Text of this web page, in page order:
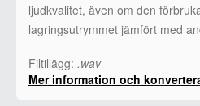
ljudkvalitet, även om den
lagringsutrymmet jämfört med
Filtillägg: .wav
Mer information och